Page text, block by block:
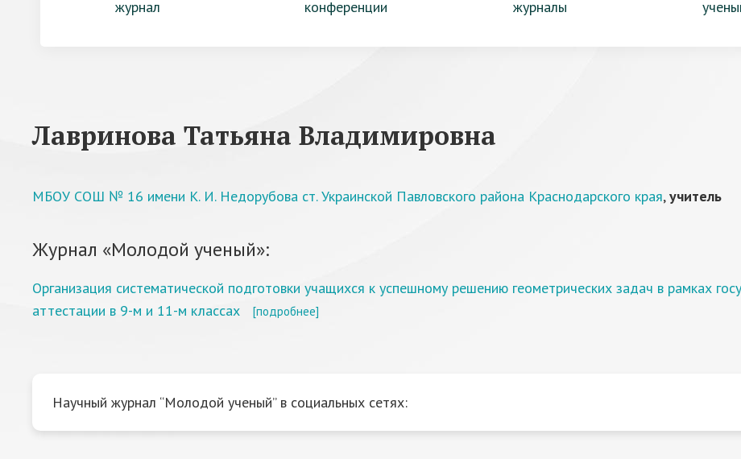
журнал
конференции
журналы
Лавринова Татьяна Владимировна
МБОУ СОШ № 16 имени К. И. Недорубова ст. Украинской Павловского района Краснодарского края,учитель
Журнал «Молодой ученый»:
Организация систематической подготовки учащихся к успешному решению геометрических задач в рамках
аттестации в 9-м и 11-м классах
[подробнее]
Научный журнал “Молодой ученый” в социальных сетях: